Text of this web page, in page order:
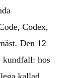
Codex,
Den 12
kundfall: hos